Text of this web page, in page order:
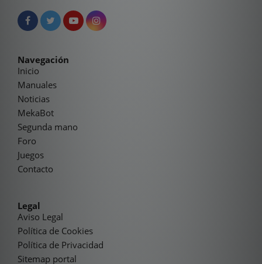
Navegación
Inicio
Manuales
Noticias
MekaBot
Segunda mano
Foro
Juegos
Contacto
Legal
Aviso Legal
Política de Cookies
Política de Privacidad
Sitemap portal